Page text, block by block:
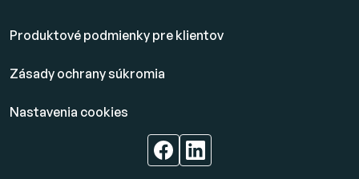
Produktové podmienky pre klientov
Zásady ochrany súkromia
Nastavenia cookies